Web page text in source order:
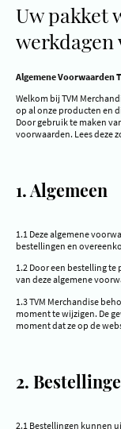
Uw pakket
werkdagen
Algemene Voorwaarden
Welkom bij TVM
op al onze producten en
Door gebruik te maken
voorwaarden. Lees deze
1. Algemeen
1.1 Deze algemene
bestellingen en
1.2 Door een bestelling
van deze algemene
1.3 TVM Merchandise
moment te wijzigen. De
moment dat ze op de
2.
2.1 Bestellingen kunnen